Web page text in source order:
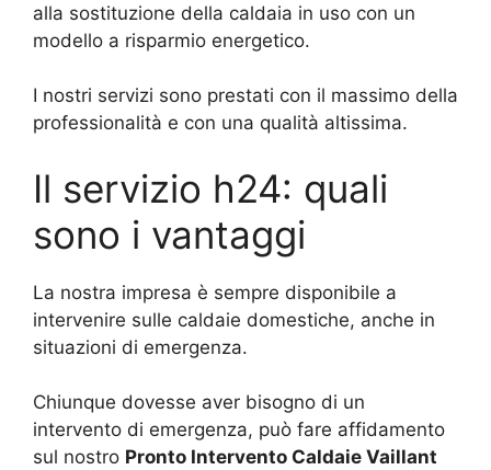
alla sostituzione della caldaia in uso con un
modello a risparmio energetico.
I nostri servizi sono prestati con il massimo della
professionalità e con una qualità altissima.
Il servizio h24: quali
sono i vantaggi
La nostra impresa è sempre disponibile a
intervenire sulle caldaie domestiche, anche in
situazioni di emergenza.
Chiunque dovesse aver bisogno di un
intervento di emergenza, può fare affidamento
sul nostro Pronto Intervento Caldaie Vaillant